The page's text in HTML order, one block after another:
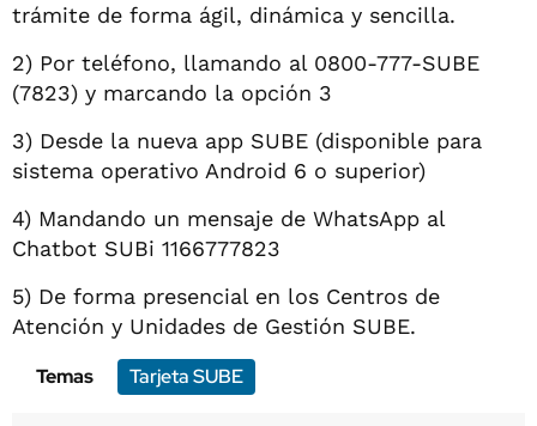
trámite de forma ágil, dinámica y sencilla.
2) Por teléfono, llamando al 0800-777-SUBE
(7823) y marcando la opción 3
3) Desde la nueva app SUBE (disponible para
sistema operativo Android 6 o superior)
4) Mandando un mensaje de WhatsApp al
Chatbot SUBi 1166777823
5) De forma presencial en los Centros de
Atención y Unidades de Gestión SUBE.
Temas
Tarjeta SUBE